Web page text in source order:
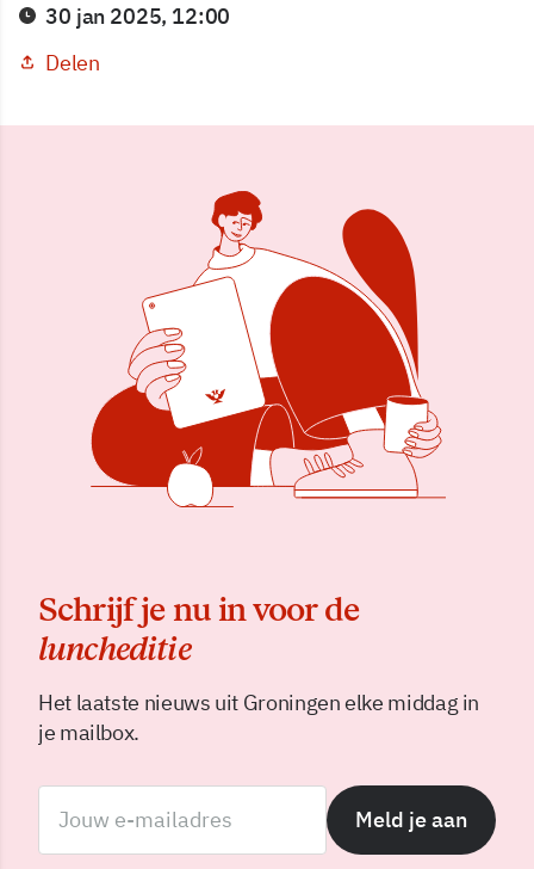
30 jan 2025, 12:00
Delen
Schrijf je nu in voor de
luncheditie
Het laatste nieuws uit Groningen elke middag in
je mailbox.
Meld je aan